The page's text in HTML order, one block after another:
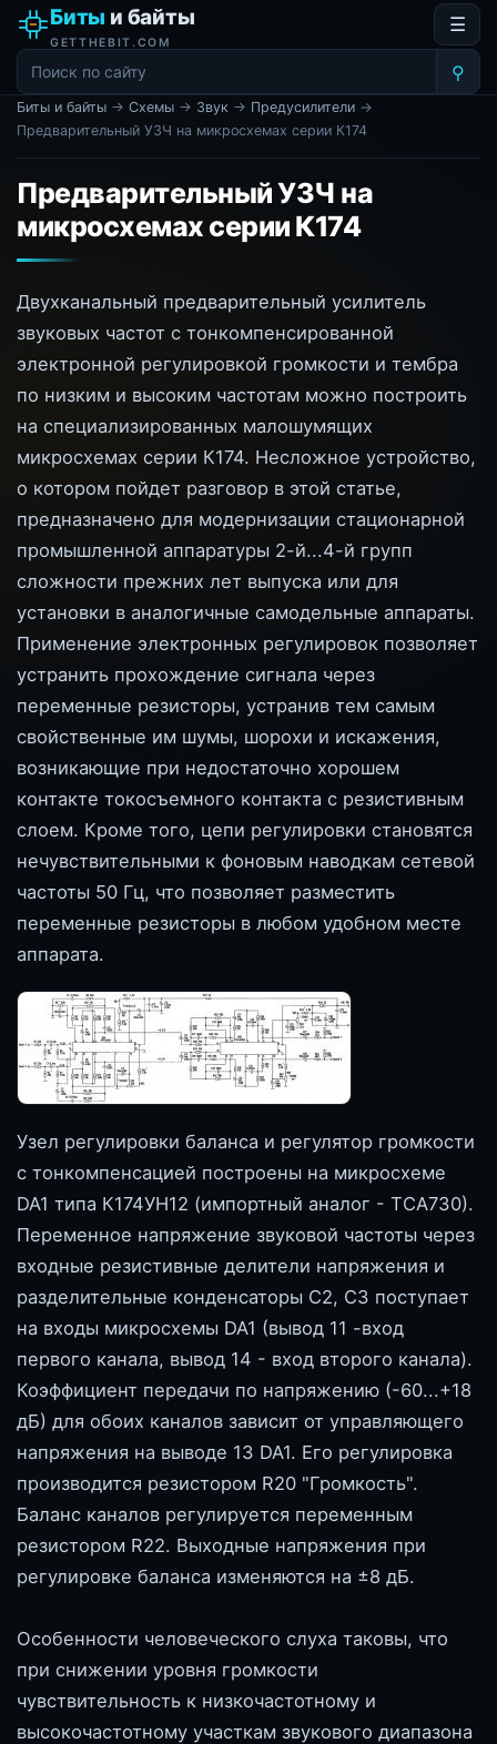
Биты и байты
GETTHEBIT.COM
☰
⚲
Биты и байты → Схемы → Звук → Предусилители →
Предварительный УЗЧ на микросхемах серии К174
Предварительный УЗЧ на
микросхемах серии К174
Двухканальный предварительный усилитель
звуковых частот с тонкомпенсированной
электронной регулировкой громкости и тембра
по низким и высоким частотам можно построить
на специализированных малошумящих
микросхемах серии К174. Несложное устройство,
о котором пойдет разговор в этой статье,
предназначено для модернизации стационарной
промышленной аппаратуры 2-й...4-й групп
сложности прежних лет выпуска или для
установки в аналогичные самодельные аппараты.
Применение электронных регулировок позволяет
устранить прохождение сигнала через
переменные резисторы, устранив тем самым
свойственные им шумы, шорохи и искажения,
возникающие при недостаточно хорошем
контакте токосъемного контакта с резистивным
слоем. Кроме того, цепи регулировки становятся
нечувствительными к фоновым наводкам сетевой
частоты 50 Гц, что позволяет разместить
переменные резисторы в любом удобном месте
аппарата.
Узел регулировки баланса и регулятор громкости
с тонкомпенсацией построены на микросхеме
DA1 типа К174УН12 (импортный аналог - ТСА730).
Переменное напряжение звуковой частоты через
входные резистивные делители напряжения и
разделительные конденсаторы С2, СЗ поступает
на входы микросхемы DA1 (вывод 11 -вход
первого канала, вывод 14 - вход второго канала).
Коэффициент передачи по напряжению (-60...+18
дБ) для обоих каналов зависит от управляющего
напряжения на выводе 13 DA1. Его регулировка
производится резистором R20 "Громкость".
Баланс каналов регулируется переменным
резистором R22. Выходные напряжения при
регулировке баланса изменяются на ±8 дБ.
Особенности человеческого слуха таковы, что
при снижении уровня громкости
чувствительность к низкочастотному и
высокочастотному участкам звукового диапазона